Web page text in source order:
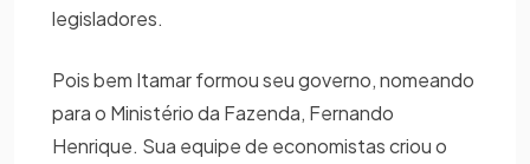
legisladores.
Pois bem Itamar formou seu governo, nomeando
para o Ministério da Fazenda, Fernando
Henrique. Sua equipe de economistas criou o